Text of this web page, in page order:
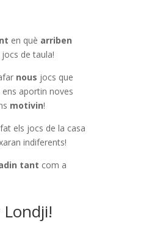
en què arriben
jocs de taula!
nous jocs que
ens aportin noves
motivin!
els jocs de la casa
indiferents!
tant com a